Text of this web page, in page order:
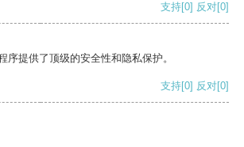
支持[0] 反对[0]
序提供了顶级的安全性和隐私保护。
支持[0] 反对[0]